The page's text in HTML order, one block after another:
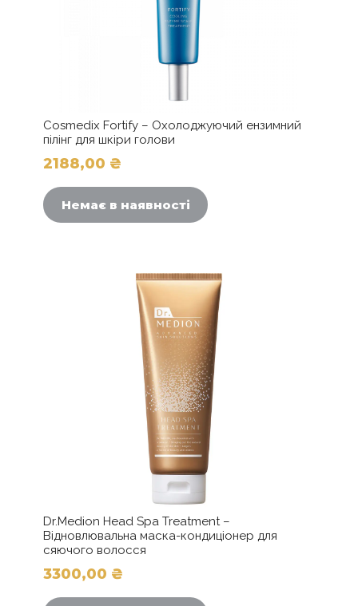
Cosmedix Fortify – Охолоджуючий ензимний
пілінг для шкіри голови
2188,00 ₴
Немає в наявності
Dr.Medion Head Spa Treatment –
Відновлювальна маска-кондиціонер для
сяючого волосся
3300,00 ₴